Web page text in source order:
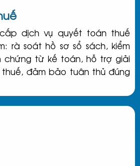
dịch vụ quyết toán thuế
rà soát hồ sơ sổ sách, kiểm
chứng từ kế toán, hỗ trợ giải
đảm bảo tuân thủ đúng